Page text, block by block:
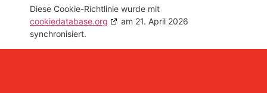
Diese Cookie-Richtlinie wurde mit
cookiedatabase.org
am 21. April 2026
synchronisiert.